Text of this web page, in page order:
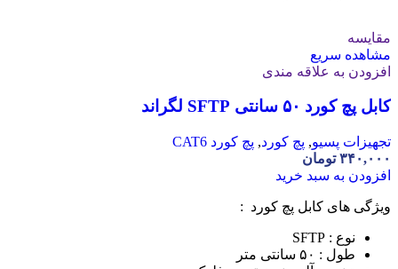
مقایسه
مشاهده سریع
افزودن به علاقه مندی
کابل پچ کورد ۵۰ سانتی SFTP لگراند
تجهیزات پسیو, پچ کورد, پچ کورد CAT6
۳۴۰,۰۰۰ تومان
افزودن به سبد خرید
ویژگی های کابل پچ کورد :
نوع : SFTP
طول : ۵۰ سانتی متر